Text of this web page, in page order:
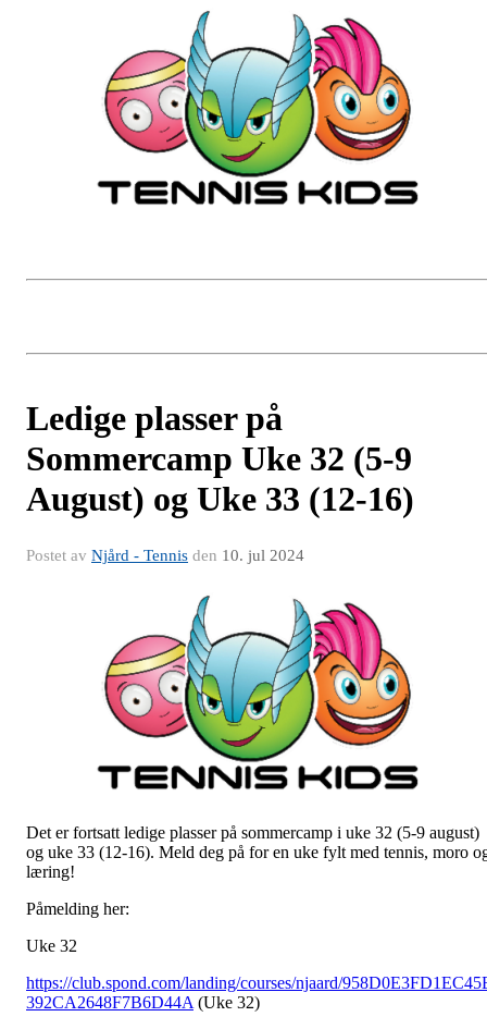
Ledige plasser på
Sommercamp Uke 32 (5-9
August) og Uke 33 (12-16)
Postet av Njård - Tennis den 10. jul 2024
Det er fortsatt ledige plasser på sommercamp i uke 32 (5-9 august)
og uke 33 (12-16). Meld deg på for en uke fylt med tennis, moro
læring!
Påmelding her:
Uke 32
https://club.spond.com/landing/courses/njaard/
392CA2648F7B6D44A (Uke 32)